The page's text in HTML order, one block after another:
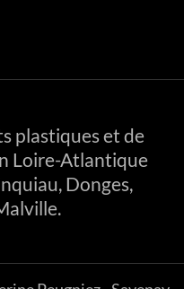
plastiques et de
Loire-Atlantique
Donges,